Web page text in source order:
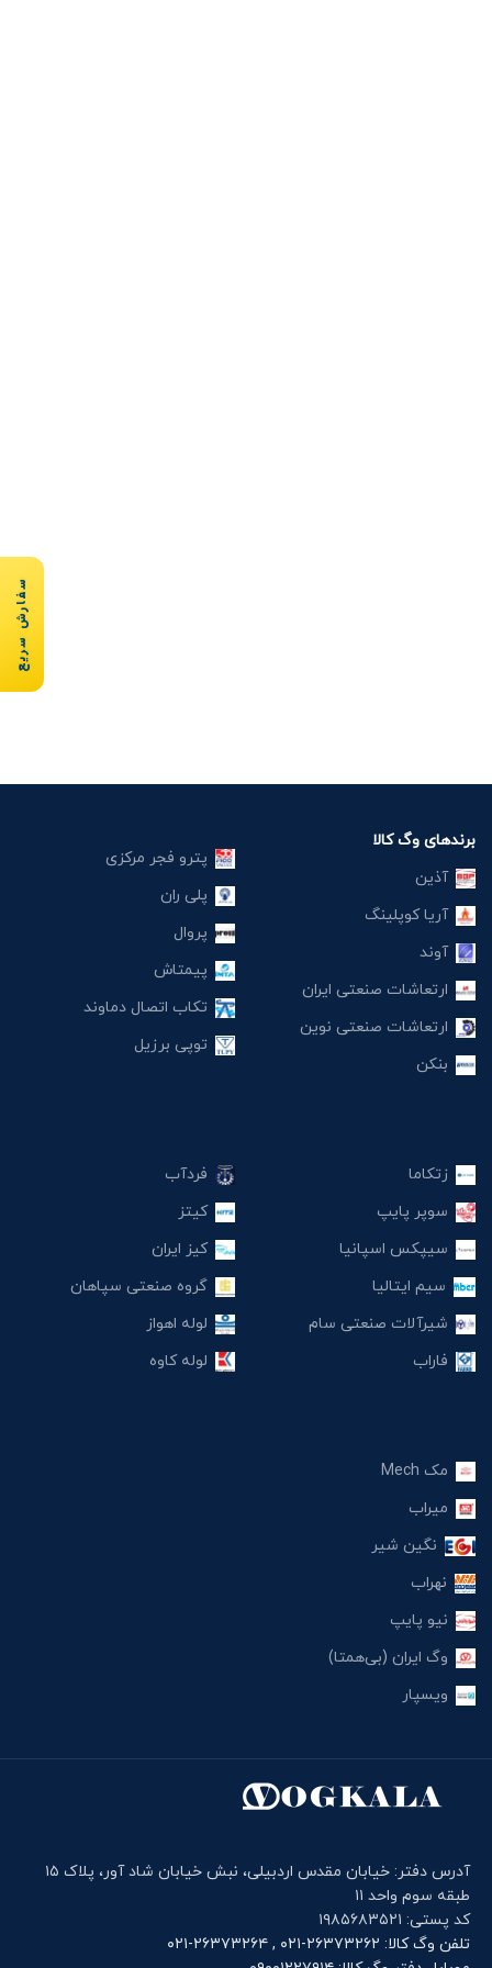
برندهای وگ کالا
آذین
آریا کوپلینگ
آوند
ارتعاشات صنعتی ایران
ارتعاشات صنعتی نوین
بنکن
پترو فجر مرکزی
پلی ران
پروال
پیمتاش
تکاب اتصال دماوند
توپی برزیل
زتکاما
سوپر پایپ
سیپکس اسپانیا
سیم ایتالیا
شیرآلات صنعتی سام
فاراب
فردآب
کیتز
کیز ایران
گروه صنعتی سپاهان
لوله اهواز
لوله کاوه
مک Mech
میراب
نگین شیر
نهراب
نیو پایپ
وگ ایران (بی‌همتا)
ویسپار
آدرس دفتر: خیابان مقدس اردبیلی، نبش خیابان شاد آور، پلاک ۱۵
طبقه سوم واحد ۱۱
کد پستی: ۱۹۸۵۶۸۳۵۲۱
تلفن وگ کالا: ۲۶۳۷۳۲۶۲-۰۲۱ , ۲۶۳۷۳۲۶۴-۰۲۱
سفارش سریع